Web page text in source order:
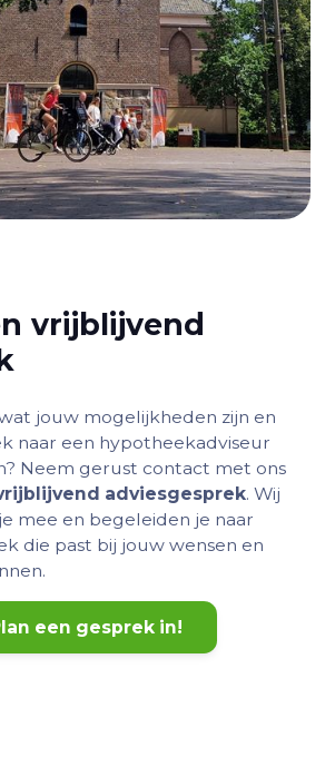
vrijblijvend
jouw mogelijkheden zijn en
naar een hypotheekadviseur
Neem gerust contact met ons
adviesgesprek. Wij
mee en begeleiden je naar
die past bij jouw wensen en
een gesprek in!